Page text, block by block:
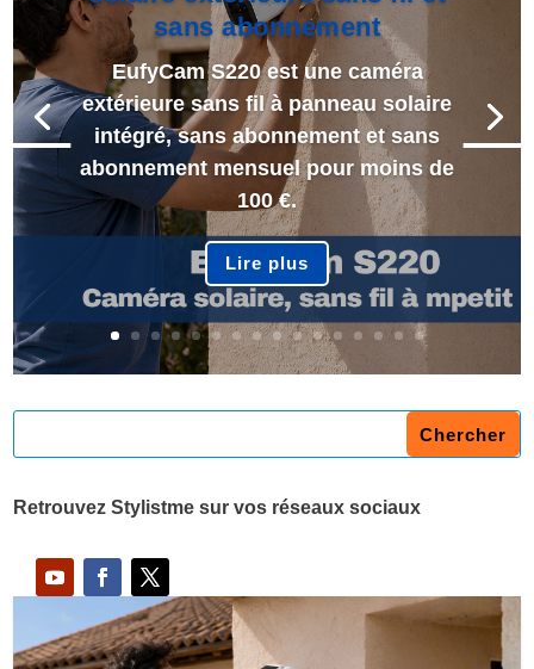
sans abonnement
EufyCam S220 est une caméra
extérieure sans fil à panneau solaire
intégré, sans abonnement et sans
abonnement mensuel pour moins de
100 €.
Lire plus
Retrouvez Stylistme sur vos réseaux sociaux